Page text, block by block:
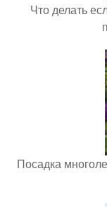
Что делать
Посадка